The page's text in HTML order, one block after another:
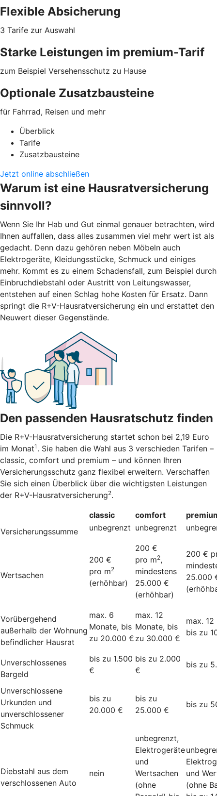
Flexible Absicherung
3 Tarife zur Auswahl
Starke Leistungen im premium-Tarif
zum Beispiel Versehensschutz zu Hause
Optionale Zusatzbausteine
für Fahrrad, Reisen und mehr
Überblick
Tarife
Zusatzbausteine
Jetzt online abschließen
Warum ist eine Hausratversicherung
sinnvoll?
Wenn Sie Ihr Hab und Gut einmal genauer betrachten, wird
Ihnen auffallen, dass alles zusammen viel mehr wert ist als
gedacht. Denn dazu gehören neben Möbeln auch
Elektrogeräte, Kleidungsstücke, Schmuck und einiges
mehr. Kommt es zu einem Schadensfall, zum Beispiel durch
Einbruchdiebstahl oder Austritt von Leitungswasser,
entstehen auf einen Schlag hohe Kosten für Ersatz. Dann
springt die R+V-Hausratversicherung ein und erstattet den
Neuwert dieser Gegenstände.
Den passenden Hausratschutz finden
Die R+V-Hausratversicherung startet schon bei 2,19 Euro
im Monat1 . Sie haben die Wahl aus 3 verschieden Tarifen –
classic, comfort und premium – und können Ihren
Versicherungsschutz ganz flexibel erweitern. Verschaffen
Sie sich einen Überblick über die wichtigsten Leistungen
der R+V-Hausratversicherung2.
classic comfort
Versicherungssumme
unbegrenzt unbegrenzt
Wertsachen
200 €
pro m2
(erhöhbar)
200 €
pro m2,
mindestens
25.000 €
(erhöhbar)
200 €
25.000
Vorübergehend
außerhalb der Wohnung
befindlicher Hausrat
max. 6
Monate, bis
zu 20.000 €
max. 12
Monate, bis
zu 30.000 €
max.
bis zu
Unverschlossenes
Bargeld
bis zu 1.500
€
bis zu 2.000
€
bis zu
Unverschlossene
Urkunden und
unverschlossener
Schmuck
bis zu
20.000 €
bis zu
25.000 €
bis zu
Diebstahl aus dem
verschlossenen Auto
nein
unbegrenzt,
Elektrogeräte
und
Wertsachen
(ohne
und
(ohne